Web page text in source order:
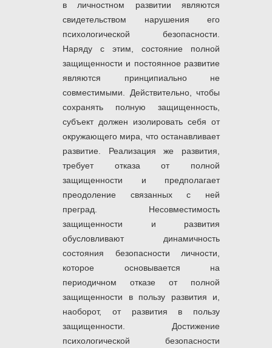
в личностном развитии являются
свидетельством нарушения его
психологической безопасности.
Наряду с этим, состояние полной
защищенности и постоянное развитие
являются принципиально не
совместимыми. Действительно, чтобы
сохранять полную защищенность,
субъект должен изолировать себя от
окружающего мира, что останавливает
развитие. Реализация же развития,
требует отказа от полной
защищенности и предполагает
преодоление связанных с ней
преград. Несовместимость
защищенности и развития
обусловливают динамичность
состояния безопасности личности,
которое основывается на
периодичном отказе от полной
защищенности в пользу развития и,
наоборот, от развития в пользу
защищенности. Достижение
психологической безопасности